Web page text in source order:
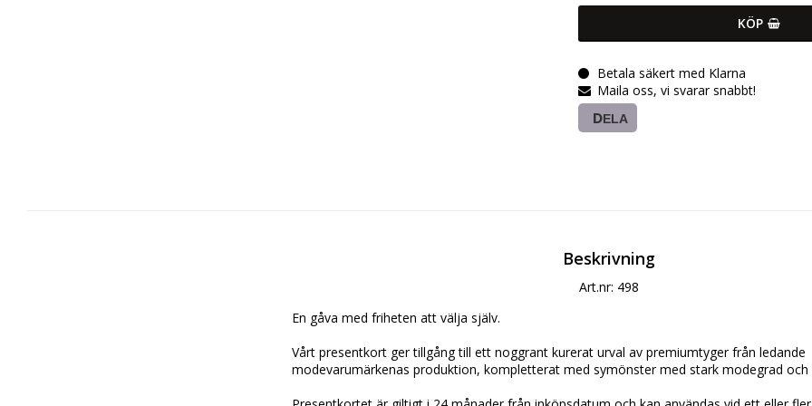
KÖP
Betala säkert med Klarna
Maila oss, vi svarar snabbt!
DELA
Beskrivning
Art.nr: 498
En gåva med friheten att välja själv.
Vårt presentkort ger tillgång till ett noggrant kurerat urval av premiumtyger från ledande
modevarumärkenas produktion, kompletterat med symönster med stark modegrad och